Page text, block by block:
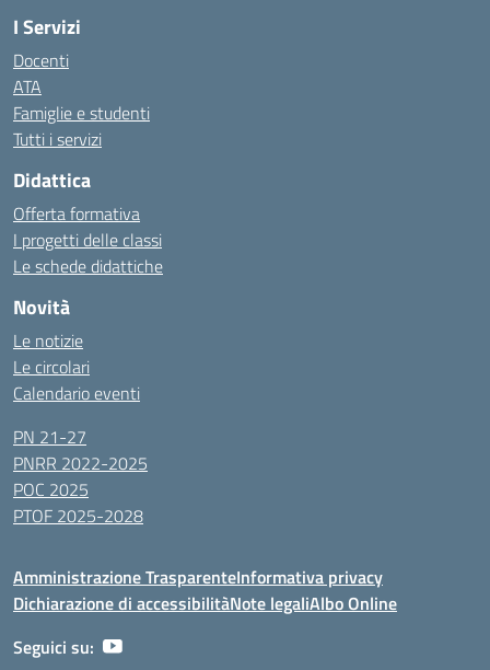
I Servizi
Docenti
ATA
Famiglie e studenti
Tutti i servizi
Didattica
Offerta formativa
I progetti delle classi
Le schede didattiche
Novità
Le notizie
Le circolari
Calendario eventi
PN 21-27
PNRR 2022-2025
POC 2025
PTOF 2025-2028
Amministrazione TrasparenteInformativa privacy
Dichiarazione di accessibilitàNote legaliAlbo Online
Seguici su: